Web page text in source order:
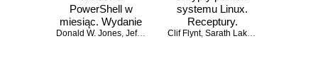
PowerShell w
miesiąc. Wydanie
III
Donald W. Jones, Jeffrey Hicks
systemu Linux.
Receptury.
Wydanie III
Clif Flynt, Sarath Lakshman